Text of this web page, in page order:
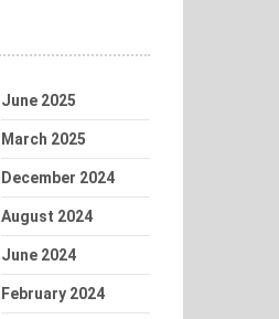
June 2025
March 2025
December 2024
August 2024
June 2024
February 2024